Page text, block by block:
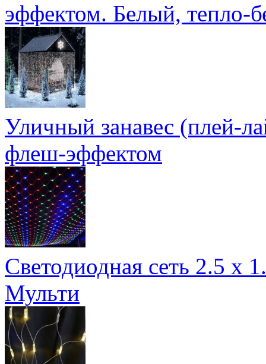
эффектом. Белый, тепло-
Уличный занавес (плей-
флеш-эффектом
Светодиодная сеть 2.5 х
Мульти